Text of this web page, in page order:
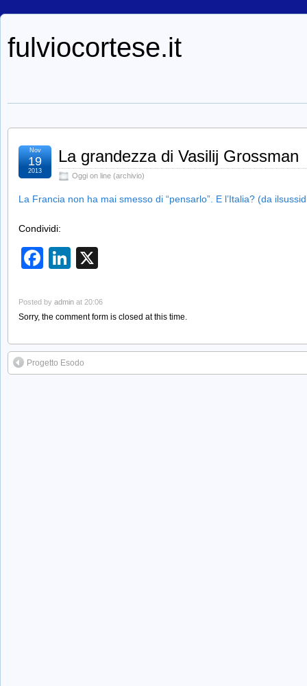
fulviocortese.it
La grandezza di Vasilij Grossman
Oggi on line (archivio)
Nov
19
2013
La Francia non ha mai smesso di “pensarlo”. E l’Italia? (da
Condividi:
Facebook
LinkedIn
Posted by admin at 20:06
Sorry, the comment form is closed at this time.
Progetto Esodo